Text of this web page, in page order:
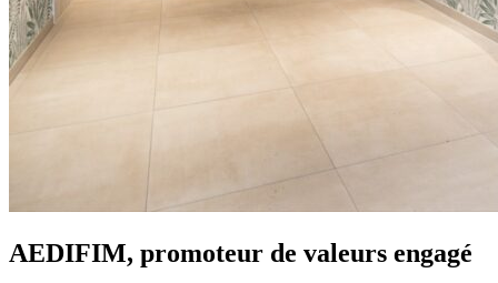
AEDIFIM, promoteur de valeurs engagé